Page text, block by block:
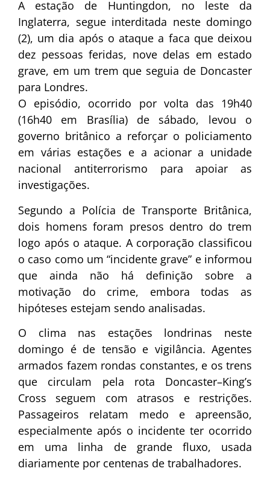
A estação de Huntingdon, no leste da
Inglaterra, segue interditada neste domingo
(2), um dia após o ataque a faca que deixou
dez pessoas feridas, nove delas em estado
grave, em um trem que seguia de Doncaster
para Londres.
O episódio, ocorrido por volta das 19h40
(16h40 em Brasília) de sábado, levou o
governo britânico a reforçar o policiamento
em várias estações e a acionar a unidade
nacional antiterrorismo para apoiar as
investigações.
Segundo a Polícia de Transporte Britânica,
dois homens foram presos dentro do trem
logo após o ataque. A corporação classificou
o caso como um “incidente grave” e informou
que ainda não há definição sobre a
motivação do crime, embora todas as
hipóteses estejam sendo analisadas.
O clima nas estações londrinas neste
domingo é de tensão e vigilância. Agentes
armados fazem rondas constantes, e os trens
que circulam pela rota Doncaster–King’s
Cross seguem com atrasos e restrições.
Passageiros relatam medo e apreensão,
especialmente após o incidente ter ocorrido
em uma linha de grande fluxo, usada
diariamente por centenas de trabalhadores.